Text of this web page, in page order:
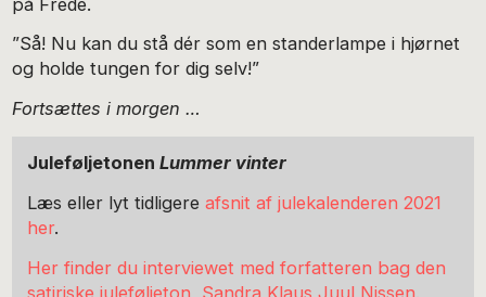
”Så! Nu kan du stå dér som en standerlampe i hjørnet
og holde tungen for dig selv!”
Fortsættes i morgen …
Juleføljetonen Lummer vinter
Læs eller lyt tidligere afsnit af julekalenderen 2021
her.
Her finder du interviewet med forfatteren bag den
satiriske juleføljeton, Sandra Klaus Juul Nissen.